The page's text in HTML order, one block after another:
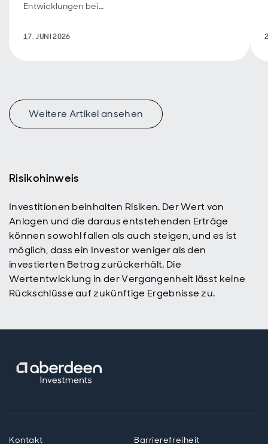
Entwicklungen bei
17. JUNI 2026
Weitere Artikel ansehen
Risikohinweis
Investitionen beinhalten Risiken. Der Wert von
Anlagen und die daraus entstehenden Erträge
können sowohl fallen als auch steigen, und es ist
möglich, dass ein Investor weniger als den
investierten Betrag zurückerhält. Die
Wertentwicklung in der Vergangenheit lässt keine
Rückschlüsse auf zukünftige Ergebnisse zu.
Kontakt Barrierefreiheit